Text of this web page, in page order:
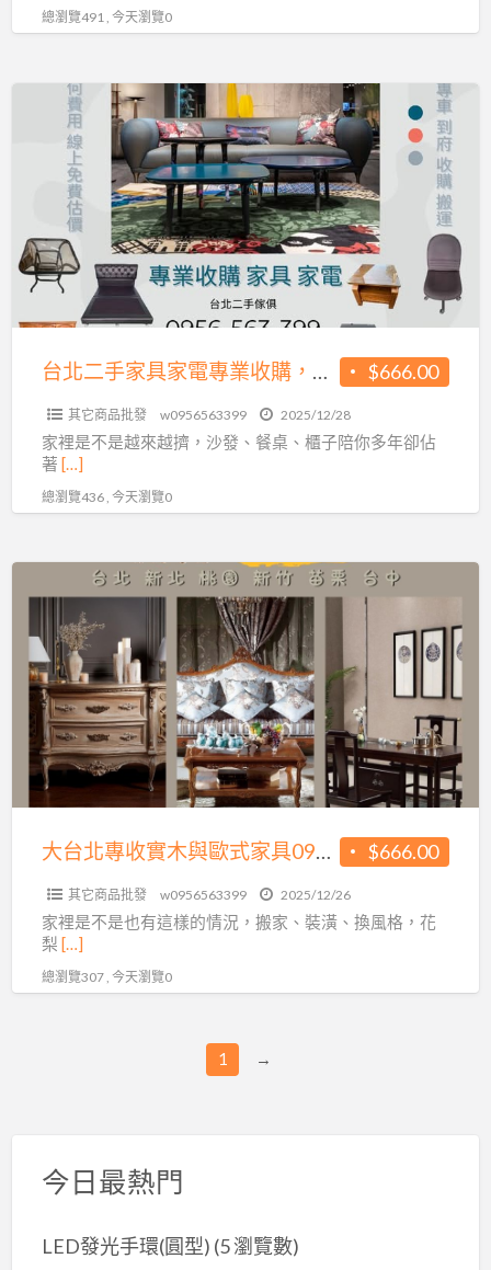
讓
件
舞
台
0956563399
總瀏覽491 , 今天瀏覽0
具
家
專
購，
電
輕
鬆
空
空
間
0956563399
$666.00
台北二手家具家電專業收購，一通電話輕鬆清空空間0956563399
其它商品批發 w0956563399 2025/12/28
家裡是不是越來越擠，沙發、餐桌、櫃子陪你多年卻佔
著 […]
總瀏覽436 , 今天瀏覽0
台
北
專
收
實
木
與
歐
0956563399
$666.00
大台北專收實木與歐式家具0956563399
其它商品批發 w0956563399 2025/12/26
家裡是不是也有這樣的情況，搬家、裝潢、換風格，花
梨 […]
總瀏覽307 , 今天瀏覽0
1 →
今日最熱門
LED發光手環(圓型) (5 瀏覽數)